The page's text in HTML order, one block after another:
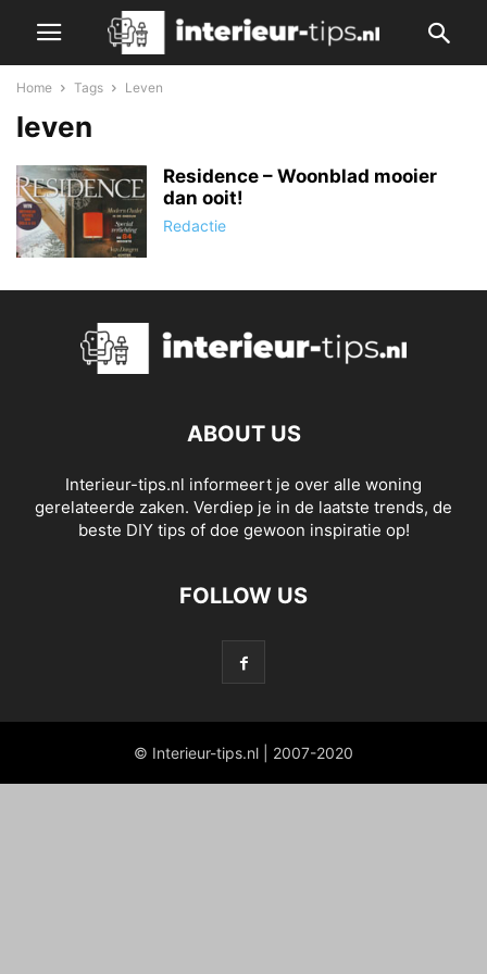
Home Tags Leven
leven
Residence – Woonblad mooier
dan ooit!
Redactie
ABOUT US
Interieur-tips.nl informeert je over alle woning
gerelateerde zaken. Verdiep je in de laatste trends, de
beste DIY tips of doe gewoon inspiratie op!
FOLLOW US
© Interieur-tips.nl | 2007-2020